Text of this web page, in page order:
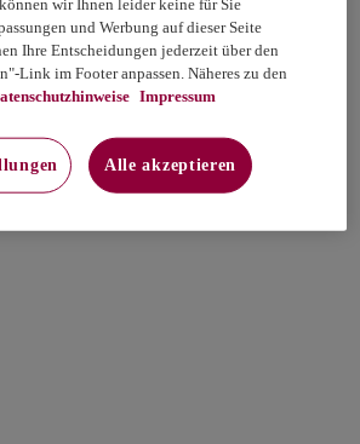
wir Ihnen leider keine für Sie
und Werbung auf dieser Seite
Ihre Entscheidungen jederzeit über den
Link im Footer anpassen. Näheres zu den
Impressum
Alle akzeptieren